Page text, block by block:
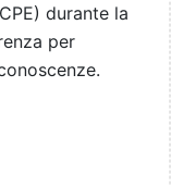
durante la
per